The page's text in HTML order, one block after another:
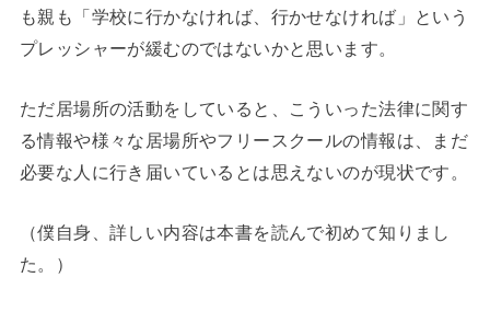
も親も「学校に行かなければ、行かせなければ」という
プレッシャーが緩むのではないかと思います。
ただ居場所の活動をしていると、こういった法律に関す
る情報や様々な居場所やフリースクールの情報は、まだ
必要な人に行き届いているとは思えないのが現状です。
（僕自身、詳しい内容は本書を読んで初めて知りまし
た。）